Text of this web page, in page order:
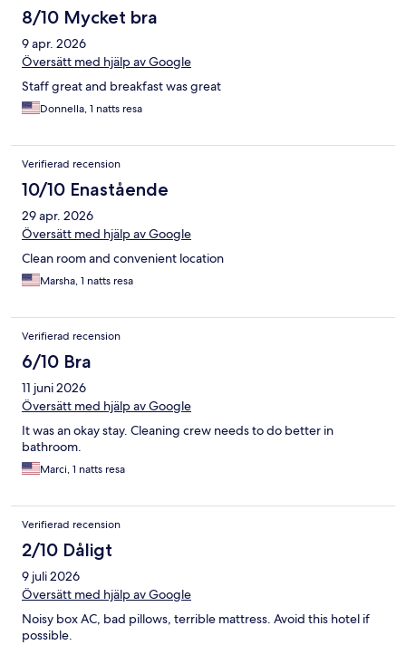
8/10 Mycket bra
9 apr. 2026
Översätt med hjälp av Google
Staff great and breakfast was great
Donnella, 1 natts resa
Verifierad recension
10/10 Enastående
29 apr. 2026
Översätt med hjälp av Google
Clean room and convenient location
Marsha, 1 natts resa
Verifierad recension
6/10 Bra
11 juni 2026
Översätt med hjälp av Google
It was an okay stay. Cleaning crew needs to do better in
bathroom.
Marci, 1 natts resa
Verifierad recension
2/10 Dåligt
9 juli 2026
Översätt med hjälp av Google
Noisy box AC, bad pillows, terrible mattress. Avoid this hotel if
possible.